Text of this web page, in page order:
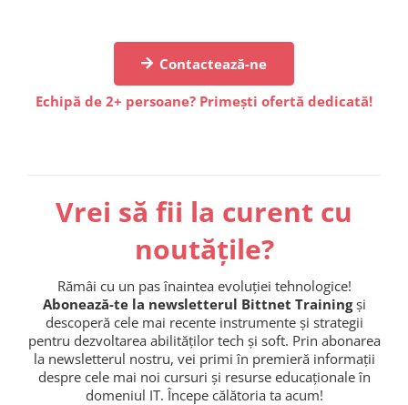
Contactează-ne
Echipă de 2+ persoane? Primești ofertă dedicată!
Vrei să fii la curent cu
noutățile?
Rămâi cu un pas înaintea evoluției tehnologice!
Abonează-te la newsletterul Bittnet Trainingși
descoperă cele mai recente instrumente și strategii
pentru dezvoltarea abilităților tech și soft. Prin abonarea
la newsletterul nostru, vei primi în premieră informații
despre cele mai noi cursuri și resurse educaționale în
domeniul IT. Începe călătoria ta acum!